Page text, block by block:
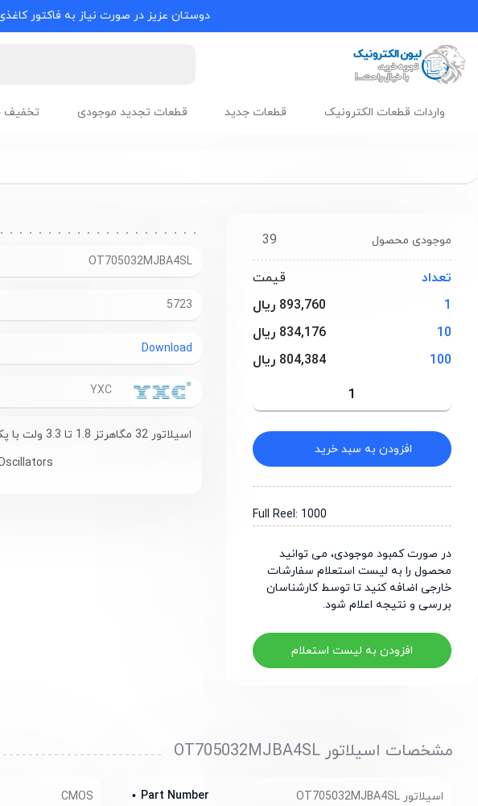
دوستان عزیز در صورت نیاز به فاکتور
واردات قطعات الکترونیک قطعات جدید قطعات تجدید موجودی تخفیف
39 موجودی محصول
تعداد
قیمت
1
893,760 ریال
10
834,176 ریال
100
804,384 ریال
افزودن به سبد خرید
Full Reel: 1000
در صورت کمبود موجودی، می توانید
محصول را به لیست استعلام سفارشات
خارجی اضافه کنید تا توسط کارشناسان
بررسی و نتیجه اعلام شود.
افزودن به لیست استعلام
OT705032MJBA4SL
5723
Download
اسیلاتور 32 مگاهرتز 1.8 تا 3.3 ولت با پکیج SMD7050-4P
مشخصات اسیلاتور OT705032MJBA4SL
اسیلاتور OT705032MJBA4SL Part Number
CMOS